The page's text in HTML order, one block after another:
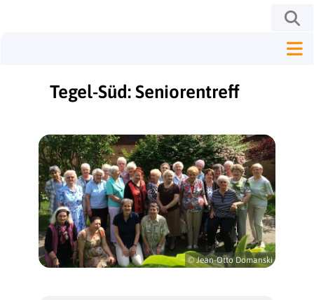
Tegel-Süd: Seniorentreff
© Jean-Otto Domanski